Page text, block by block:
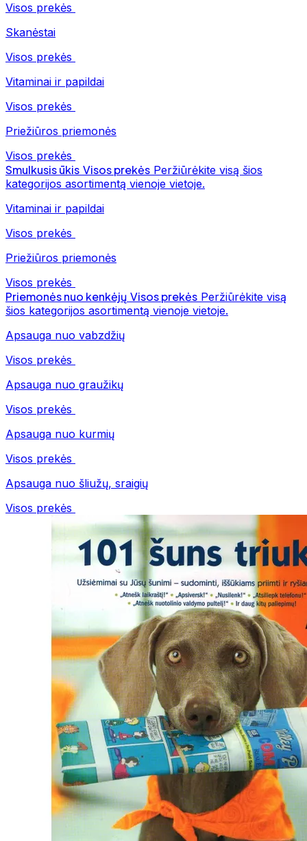
Visos prekės
Skanėstai
Visos prekės
Vitaminai ir papildai
Visos prekės
Priežiūros priemonės
Visos prekės
Smulkusis ūkis Visos prekės Peržiūrėkite visą šios
kategorijos asortimentą vienoje vietoje.
Vitaminai ir papildai
Visos prekės
Priežiūros priemonės
Visos prekės
Priemonės nuo kenkėjų Visos prekės Peržiūrėkite visą
šios kategorijos asortimentą vienoje vietoje.
Apsauga nuo vabzdžių
Visos prekės
Apsauga nuo graužikų
Visos prekės
Apsauga nuo kurmių
Visos prekės
Apsauga nuo šliužų, sraigių
Visos prekės